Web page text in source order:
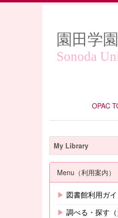
園田学
Sonoda
OPAC
My Library
Menu（利用案内）
▶ 図書館利用ガイ
▶ 調べる・探す（